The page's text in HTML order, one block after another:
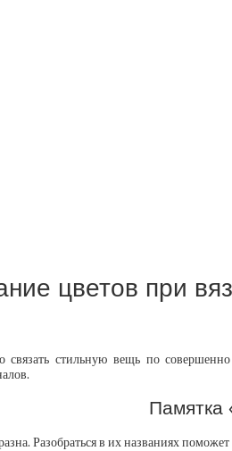
цветов при
стильную вещь по
Памятка
Разобраться в их названиях